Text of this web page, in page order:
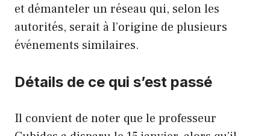
et démanteler un réseau qui, selon les
autorités, serait à l’origine de plusieurs
événements similaires.
Détails de ce qui s’est passé
Il convient de noter que le professeur